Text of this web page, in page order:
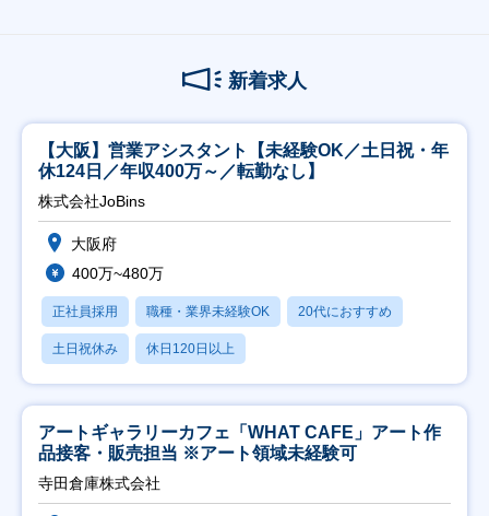
新着求人
【大阪】営業アシスタント【未経験OK／土日祝・年
休124日／年収400万～／転勤なし】
株式会社JoBins
大阪府
400万~480万
正社員採用 職種・業界未経験OK 20代におすすめ
土日祝休み 休日120日以上
アートギャラリーカフェ「WHAT CAFE」アート作
品接客・販売担当 ※アート領域未経験可
寺田倉庫株式会社